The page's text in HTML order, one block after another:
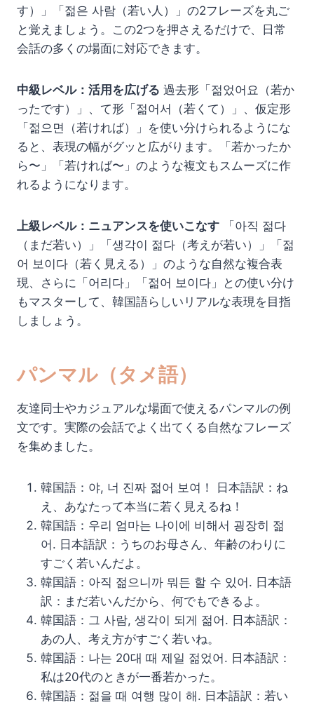
す）」「젊은 사람（若い人）」の2フレーズを丸ご
と覚えましょう。この2つを押さえるだけで、日常
会話の多くの場面に対応できます。
中級レベル：活用を広げる 過去形「젊었어요（若か
ったです）」、て形「젊어서（若くて）」、仮定形
「젊으면（若ければ）」を使い分けられるようにな
ると、表現の幅がグッと広がります。「若かったか
ら〜」「若ければ〜」のような複文もスムーズに作
れるようになります。
上級レベル：ニュアンスを使いこなす 「아직 젊다
（まだ若い）」「생각이 젊다（考えが若い）」「젊
어 보이다（若く見える）」のような自然な複合表
現、さらに「어리다」「젊어 보이다」との使い分け
もマスターして、韓国語らしいリアルな表現を目指
しましょう。
パンマル（タメ語）
友達同士やカジュアルな場面で使えるパンマルの例
文です。実際の会話でよく出てくる自然なフレーズ
を集めました。
韓国語：야, 너 진짜 젊어 보여！ 日本語訳：ね
え、あなたって本当に若く見えるね！
韓国語：우리 엄마는 나이에 비해서 굉장히 젊
어. 日本語訳：うちのお母さん、年齢のわりに
すごく若いんだよ。
韓国語：아직 젊으니까 뭐든 할 수 있어. 日本語
訳：まだ若いんだから、何でもできるよ。
韓国語：그 사람, 생각이 되게 젊어. 日本語訳：
あの人、考え方がすごく若いね。
韓国語：나는 20대 때 제일 젊었어. 日本語訳：
私は20代のときが一番若かった。
韓国語：젊을 때 여행 많이 해. 日本語訳：若い